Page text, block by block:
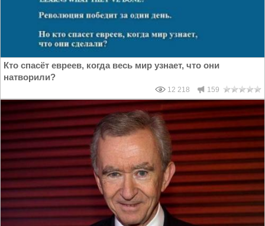
Кто спасёт евреев, когда весь мир узнает, что они
натворили?
12 218 159